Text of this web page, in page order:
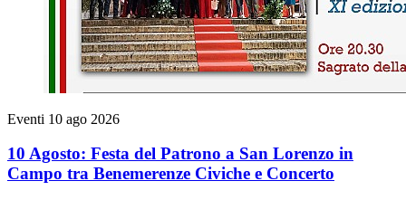
Eventi 10 ago 2026
10 Agosto: Festa del Patrono a San Lorenzo in
Campo tra Benemerenze Civiche e Concerto